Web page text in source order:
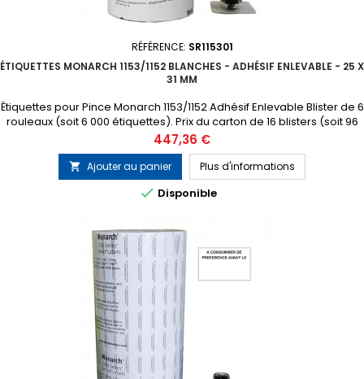
RÉFÉRENCE: SR115301
ÉTIQUETTES MONARCH 1153/1152 BLANCHES - ADHÉSIF ENLEVABLE - 25 X
31 MM
Étiquettes pour Pince Monarch 1153/1152 Adhésif Enlevable Blister de 6
rouleaux (soit 6 000 étiquettes). Prix du carton de 16 blisters (soit 96
000 étiquettes) 1 tampon encreur gratuit inclus dans chaque blister
Prix
447,36 €
 Ajouter au panier Plus d'informations
 Disponible